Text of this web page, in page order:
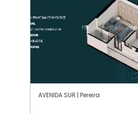
AVENIDA SUR | Pereira